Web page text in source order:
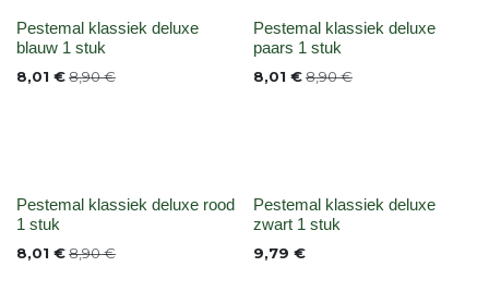
Niet op voorraad
Pestemal klassiek deluxe
blauw 1 stuk
8,01 €8,90€
None
Pestemal klassiek deluxe
paars 1 stuk
8,01 €8,90€
None
Pestemal klassiek deluxe rood
1 stuk
8,01 €8,90€ Niet op voorraad
Pestemal klassiek deluxe
zwart 1 stuk
9,79 €